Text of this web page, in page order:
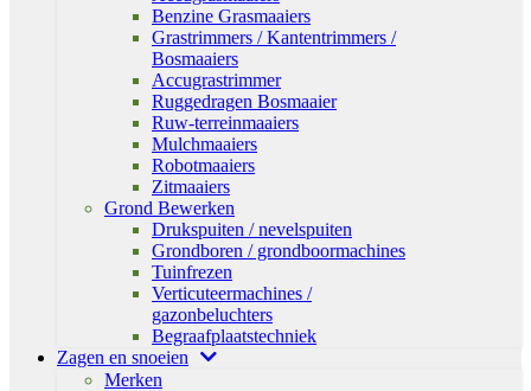
Benzine Grasmaaiers
Grastrimmers / Kantentrimmers /
Bosmaaiers
Accugrastrimmer
Ruggedragen Bosmaaier
Ruw-terreinmaaiers
Mulchmaaiers
Robotmaaiers
Zitmaaiers
Grond Bewerken
Drukspuiten / nevelspuiten
Grondboren / grondboormachines
Tuinfrezen
Verticuteermachines /
gazonbeluchters
Begraafplaatstechniek
Zagen en snoeien
Merken